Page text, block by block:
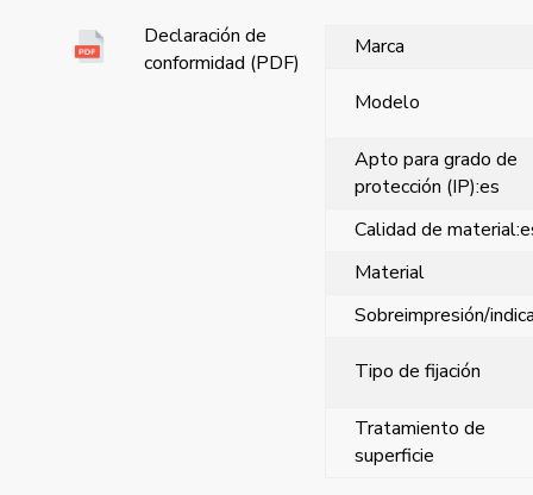
Declaración de
conformidad (PDF)
Marca
Modelo
Apto para grado de
protección (IP):es
Calidad de
Material
Sobreimpresión/
Tipo de fijación
Tratamiento de
superficie